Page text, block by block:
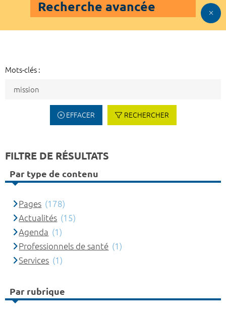
Recherche avancée
Mots-clés :
EFFACER RECHERCHER
FILTRE DE RÉSULTATS
Par type de contenu
Pages (178)
Actualités (15)
Agenda (1)
Professionnels de santé (1)
Services (1)
Par rubrique